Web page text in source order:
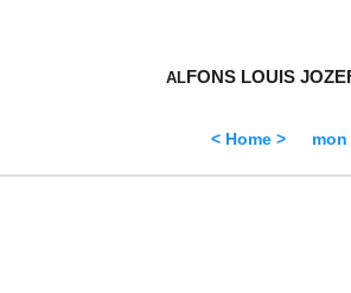
ALFONS LOUIS
< Home >